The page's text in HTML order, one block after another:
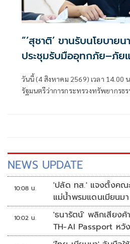
“‘สุชาติ’ ขานรับนโยบาย
ประชุมรับมืออุทกภัย–ภัย
สั่ง 8 จังหวัดเตรียมพร้อ
วันนี้ (4 สิงหาคม 2569) เวลา 14.00
รัฐมนตรีว่าการกระทรวงทรัพยากรธ
NEWS UPDATE
10:08 น.
'ปลัด ทส.' แจงตั้งคณ
แม่น้ำพรมแดนเมียนม
10:02 น.
'ธนารัตน์' พลิกเสียงค้
TH-AI Passport หวั
จุดเด่นคนไทยได้ใช้